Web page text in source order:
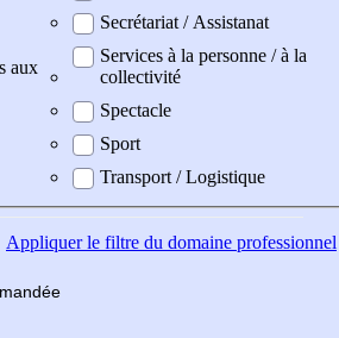
aux
Secrétariat / Assistanat
Services à la personne / à la
collectivité
Spectacle
Sport
Transport / Logistique
Appliquerle filtre du domaine professionnel